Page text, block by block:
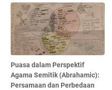
Puasa dalam Perspektif
Agama Semitik (Abrahamic):
Persamaan dan Perbedaan